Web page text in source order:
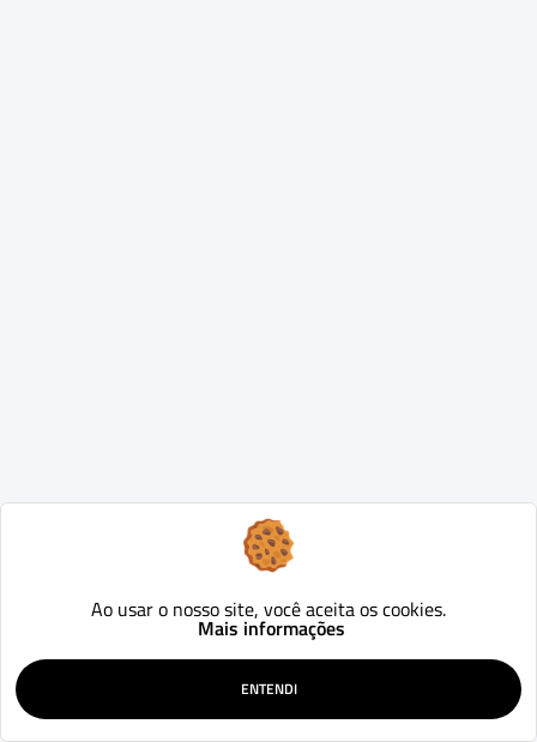
Ao usar o nosso site, você aceita os cookies.
Mais informações
ENTENDI